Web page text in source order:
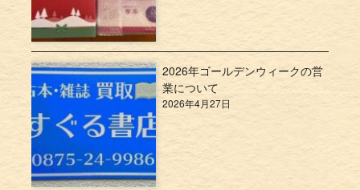
2026年ゴールデンウィークの営
業について
2026年4月27日